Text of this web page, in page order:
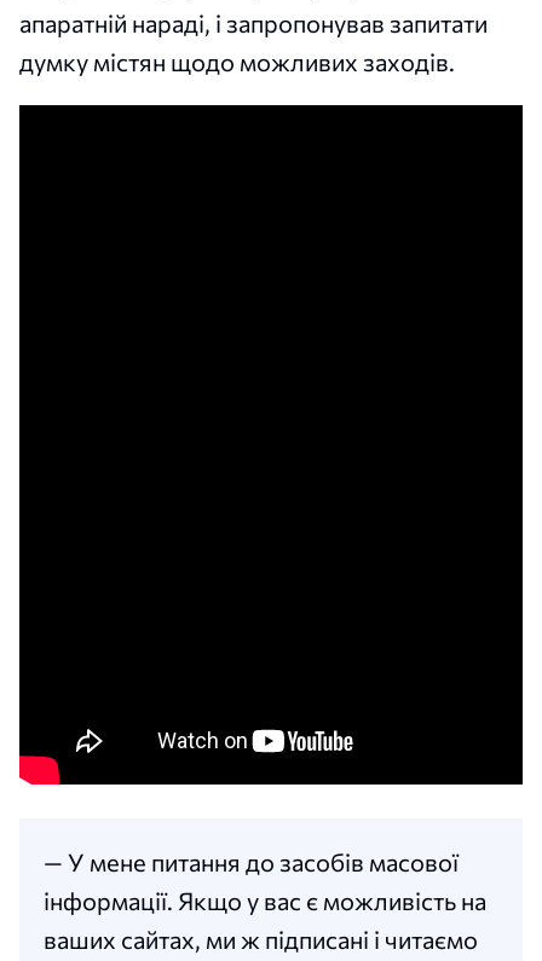
апаратній нараді, і запропонував запитати
думку містян щодо можливих заходів.
— У мене питання до засобів масової
інформації. Якщо у вас є можливість на
ваших сайтах, ми ж підписані і читаємо